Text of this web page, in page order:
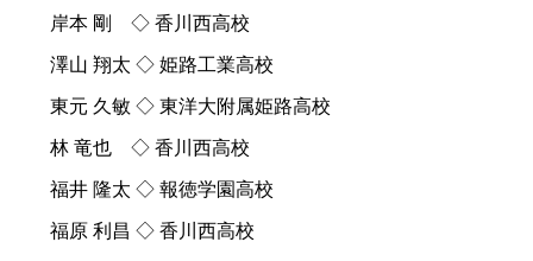
岸本 剛 ◇ 香川西高校
澤山 翔太 ◇ 姫路工業高校
東元 久敏 ◇ 東洋大附属姫路高校
林 竜也 ◇ 香川西高校
福井 隆太 ◇ 報徳学園高校
福原 利昌 ◇ 香川西高校